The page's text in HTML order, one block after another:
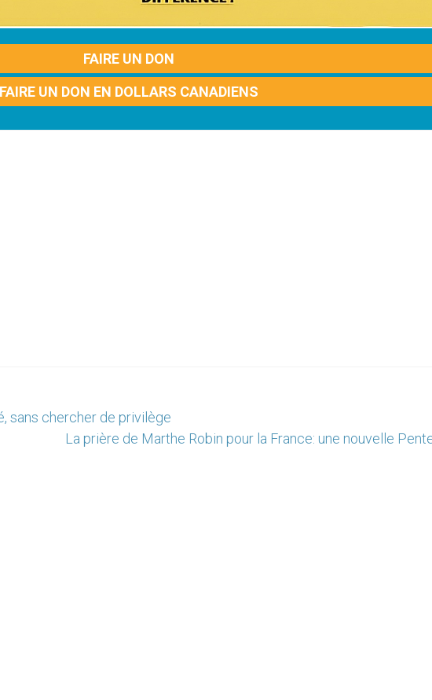
FAIRE UN DON
FAIRE UN DON EN DOLLARS CANADIENS
sans chercher de privilège
La prière de Marthe Robin pour la France: une nouvelle